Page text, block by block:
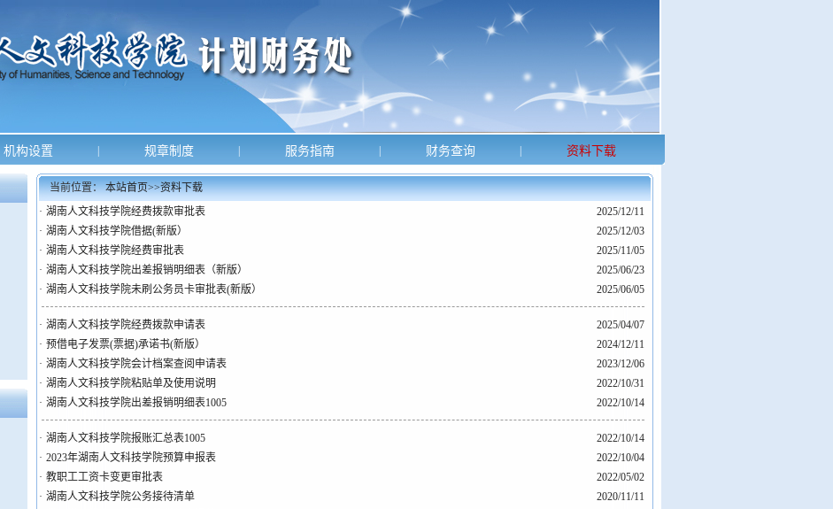
机构设置 规章制度 服务指南 财务查询 资料下载
当前位置：本站首页>>资料下载
· 湖南人文科技学院经费拨款审批表
2025/12/11
· 湖南人文科技学院借据(新版）
2025/12/03
· 湖南人文科技学院经费审批表
2025/11/05
· 湖南人文科技学院出差报销明细表（新版）
2025/06/23
· 湖南人文科技学院未刷公务员卡审批表(新版） 2025/06/05
· 湖南人文科技学院经费拨款申请表
2025/04/07
· 预借电子发票(票据)承诺书(新版）
2024/12/11
· 湖南人文科技学院会计档案查阅申请表
2023/12/06
· 湖南人文科技学院粘贴单及使用说明
2022/10/31
· 湖南人文科技学院出差报销明细表1005 2022/10/14
· 湖南人文科技学院报账汇总表1005
2022/10/14
· 2023年湖南人文科技学院预算申报表
2022/10/04
· 教职工工资卡变更审批表
2022/05/02
· 湖南人文科技学院公务接待清单
2020/11/11